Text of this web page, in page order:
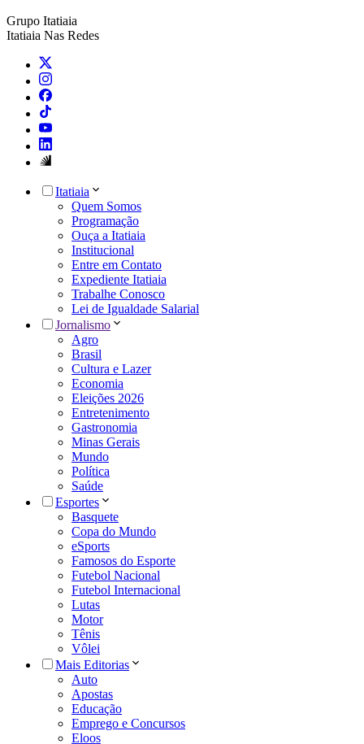
Grupo Itatiaia
Itatiaia Nas Redes
Itatiaia
Quem Somos
Programação
Ouça a Itatiaia
Institucional
Entre em Contato
Expediente Itatiaia
Trabalhe Conosco
Lei de Igualdade Salarial
Jornalismo
Agro
Brasil
Cultura e Lazer
Economia
Eleições 2026
Entretenimento
Gastronomia
Minas Gerais
Mundo
Política
Saúde
Esportes
Basquete
Copa do Mundo
eSports
Famosos do Esporte
Futebol Nacional
Futebol Internacional
Lutas
Motor
Tênis
Vôlei
Mais Editorias
Auto
Apostas
Educação
Emprego e Concursos
Eloos